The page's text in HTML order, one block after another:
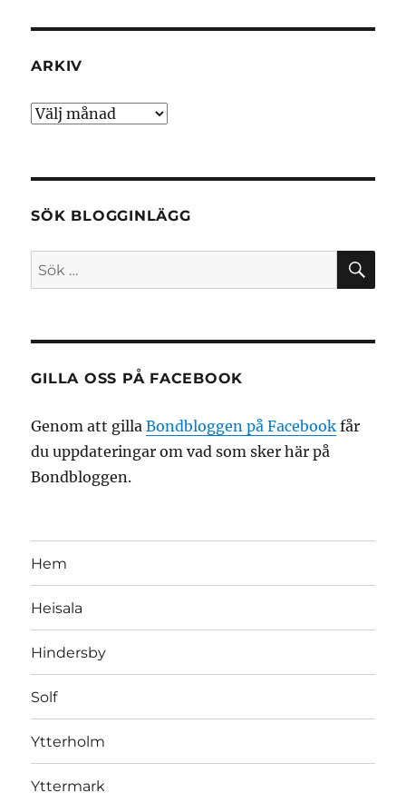
ARKIV
Arkiv
SÖK BLOGGINLÄGG
Sök
efter:
GILLA OSS PÅ FACEBOOK
Genom att gillaBondbloggen på Facebook får
du uppdateringar om vad som sker här på
Bondbloggen.
Hem
Heisala
Hindersby
Solf
Ytterholm
Yttermark